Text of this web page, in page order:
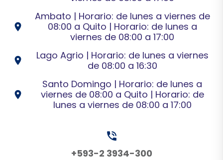
location_on
Ambato | Horario: de lunes a viernes de
08:00 a Quito | Horario: de lunes a
viernes de 08:00 a 17:00
location_on
Lago Agrio | Horario: de lunes a viernes
de 08:00 a 16:30
location_on
Santo Domingo | Horario: de lunes a
viernes de 08:00 a Quito | Horario: de
lunes a viernes de 08:00 a 17:00
phone_in_talk
+593-2 3934-300